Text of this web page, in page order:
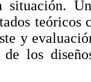
situación.
y
los